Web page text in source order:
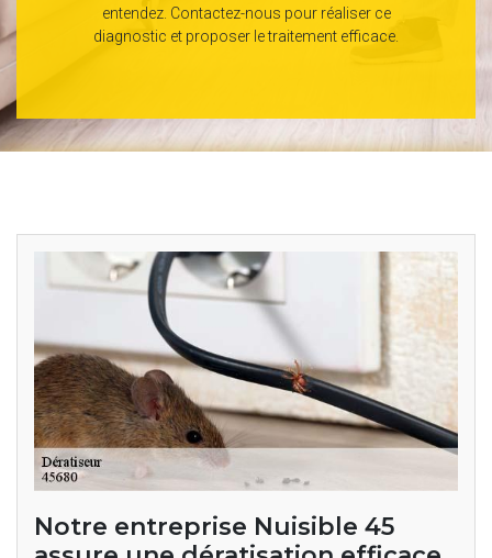
entendez. Contactez-nous pour réaliser ce
diagnostic et proposer le traitement efficace.
Notre entreprise Nuisible 45